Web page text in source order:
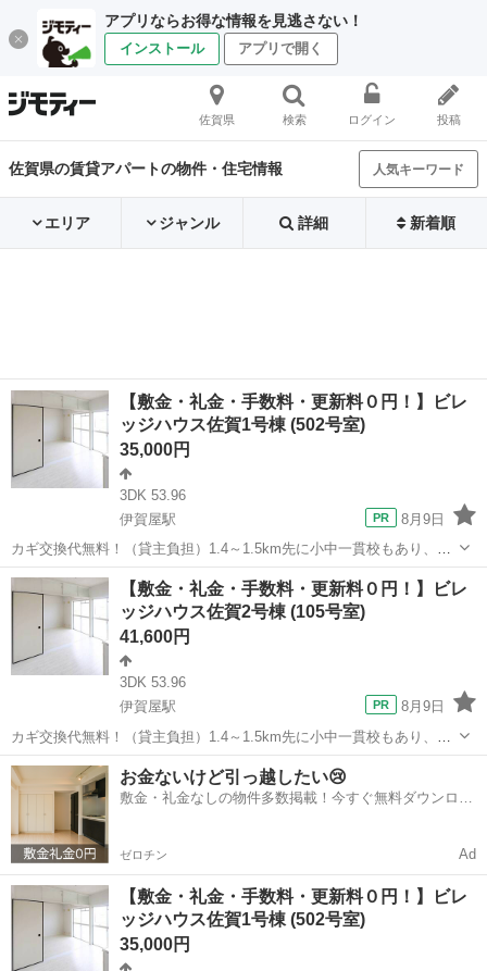
アプリならお得な情報を見逃さない！
インストール アプリで開く
佐賀県 検索 ログイン 投稿
佐賀県の賃貸アパートの物件・住宅情報 人気キーワード
エリア ジャンル 詳細 新着順
【敷金・礼金・手数料・更新料０円！】ビレ
ッジハウス佐賀1号棟 (502号室)
35,000円
3DK 53.96
伊賀屋駅
8月9日
カギ交換代無料！（貸主負担）1.4～1.5km先に小中一貫校もあり、フ
ァミリーで住みやすい環境です。フリーレント1ヶ月＋最大3万円引越
サポートあり！敷金・礼金・更新料・鍵交換手数料0円！※契約内容や
審査の結果、敷金をお預かり...
佐賀 佐賀市 伊賀屋駅 アパート ビレッジハウス
【敷金・礼金・手数料・更新料０円！】ビレ
ッジハウス佐賀2号棟 (105号室)
41,600円
3DK 53.96
伊賀屋駅
8月9日
カギ交換代無料！（貸主負担）1.4～1.5km先に小中一貫校もあり、フ
ァミリーで住みやすい環境です。フリーレント1ヶ月＋最大3万円引越
サポートあり！敷金・礼金・更新料・鍵交換手数料0円！※契約内容や
審査の結果、敷金をお預かり...
佐賀 佐賀市 伊賀屋駅 アパート ビレッジハウス
お金ないけど引っ越したい😢
敷金・礼金なしの物件多数掲載！今すぐ無料ダウンロー
ゼロチン Ad
【敷金・礼金・手数料・更新料０円！】ビレ
ッジハウス佐賀1号棟 (502号室)
35,000円